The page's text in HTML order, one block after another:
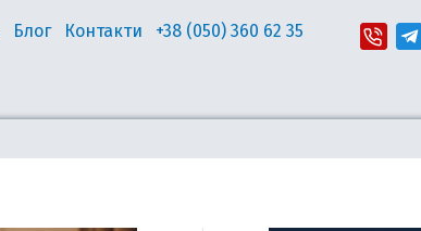
Блог Контакти +38 (050) 360 62 35